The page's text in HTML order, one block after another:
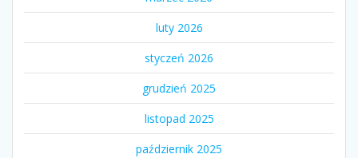
luty 2026
styczeń 2026
grudzień 2025
listopad 2025
październik 2025